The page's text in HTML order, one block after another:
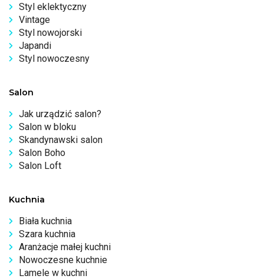
Styl eklektyczny
Vintage
Styl nowojorski
Japandi
Styl nowoczesny
Salon
Jak urządzić salon?
Salon w bloku
Skandynawski salon
Salon Boho
Salon Loft
Kuchnia
Biała kuchnia
Szara kuchnia
Aranżacje małej kuchni
Nowoczesne kuchnie
Lamele w kuchni